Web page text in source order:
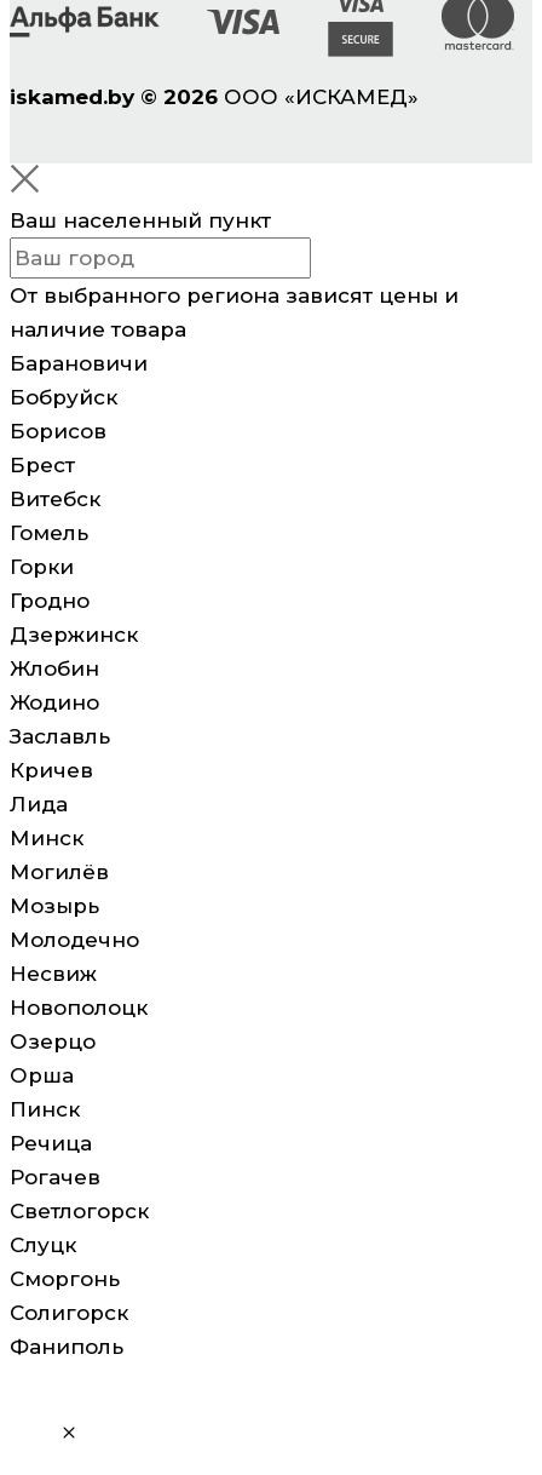
iskamed.by © 2026 ООО «ИСКАМЕД»
Ваш населенный пункт
От выбранного региона зависят цены и
наличие товара
Барановичи
Бобруйск
Борисов
Брест
Витебск
Гомель
Горки
Гродно
Дзержинск
Жлобин
Жодино
Заславль
Кричев
Лида
Минск
Могилёв
Мозырь
Молодечно
Несвиж
Новополоцк
Озерцо
Орша
Пинск
Речица
Рогачев
Светлогорск
Слуцк
Сморгонь
Солигорск
Фаниполь